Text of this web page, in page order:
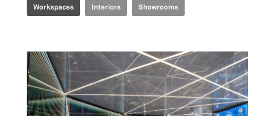
Workspaces Interiors Showrooms